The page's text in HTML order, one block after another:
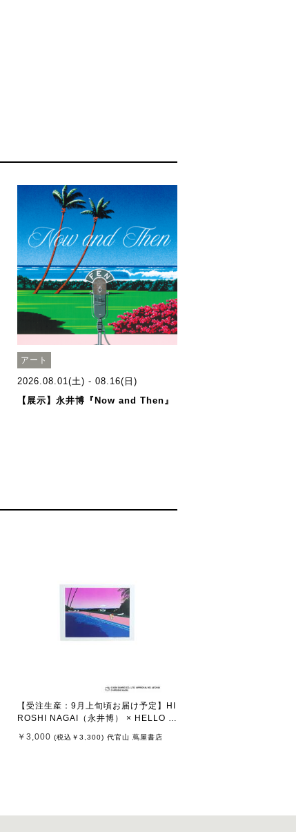
アート
2026.08.01(土) - 08.16(日)
【展示】永井博『Now and Then』
【受注生産：9月上旬頃お届け予定】HI
ROSHI NAGAI（永井博） × HELLO KI
N-PT Untitled 5
￥3,000 (税込 ￥3,300) 代官山 蔦屋書店